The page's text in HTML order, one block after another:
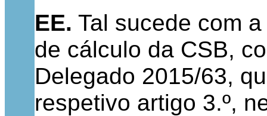
EE. Tal sucede com
de cálculo da CSB,
Delegado 2015/63,
respetivo artigo 3.º,